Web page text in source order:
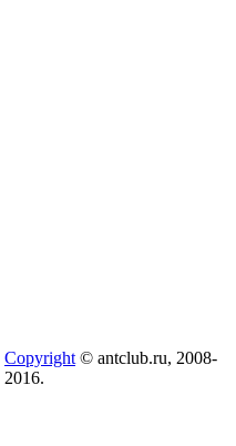
Copyright © antclub.ru, 2008-
2016.